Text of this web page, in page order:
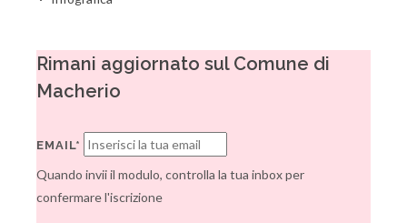
Rimani aggiornato sul Comune di
Macherio
EMAIL*
Quando invii il modulo, controlla la tua inbox per
confermare l'iscrizione